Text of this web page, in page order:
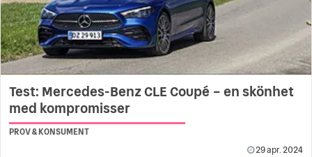
Test: Mercedes-Benz CLE Coupé – en skönhet
med kompromisser
PROV & KONSUMENT
29 apr. 2024